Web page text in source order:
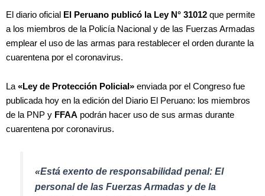
El diario oficial El Peruano publicó la Ley N° 31012 que permite
a los miembros de la Policía Nacional y de las Fuerzas Armadas
emplear el uso de las armas para restablecer el orden durante la
cuarentena por el coronavirus.
La«Ley de Protección Policial» enviada por el Congreso fue
publicada hoy en la edición del Diario El Peruano: los miembros
de la PNP y FFAA podrán hacer uso de sus armas durante
cuarentena por coronavirus.
«Está exento de responsabilidad penal: El
personal de las Fuerzas Armadas y de la